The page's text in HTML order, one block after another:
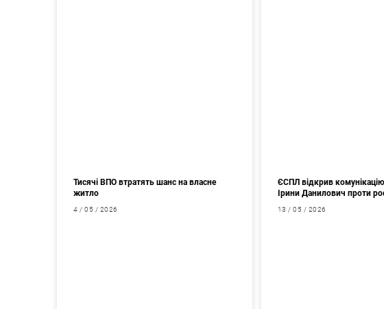
Тисячі ВПО втратять шанс на власне
житло
4 / 05 / 2026
ЄСПЛ відкрив
Ірини Данилович проти
13 / 05 / 2026